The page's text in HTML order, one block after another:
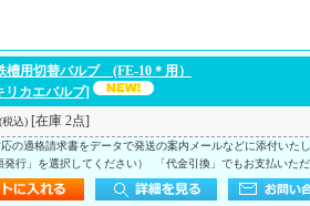
用切替バルブ (FE-10＊用）
カエバルブ]
(税込) [在庫 2点]
の適格請求書をデータで発送の案内メールなどに添付い
発行」を選択してください） 「代金引換」でもお支払いた